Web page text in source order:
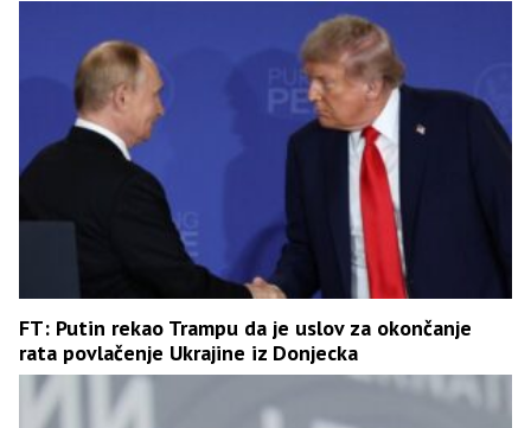
FT: Putin rekao Trampu da je uslov za okončanje
rata povlačenje Ukrajine iz Donjecka